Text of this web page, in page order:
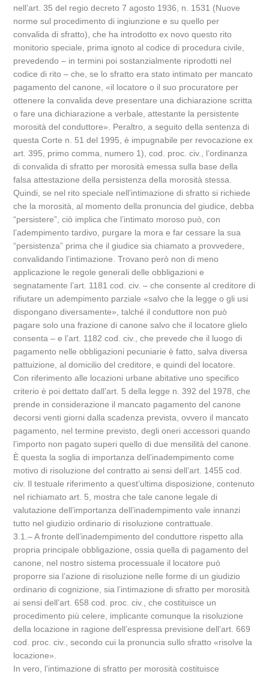
nell’art. 35 del regio decreto 7 agosto 1936, n. 1531 (Nuove
norme sul procedimento di ingiunzione e su quello per
convalida di sfratto), che ha introdotto ex novo questo rito
monitorio speciale, prima ignoto al codice di procedura civile,
prevedendo – in termini poi sostanzialmente riprodotti nel
codice di rito – che, se lo sfratto era stato intimato per mancato
pagamento del canone, «il locatore o il suo procuratore per
ottenere la convalida deve presentare una dichiarazione scritta
o fare una dichiarazione a verbale, attestante la persistente
morosità del conduttore». Peraltro, a seguito della sentenza di
questa Corte n. 51 del 1995, è impugnabile per revocazione ex
art. 395, primo comma, numero 1), cod. proc. civ., l’ordinanza
di convalida di sfratto per morosità emessa sulla base della
falsa attestazione della persistenza della morosità stessa.
Quindi, se nel rito speciale nell’intimazione di sfratto si richiede
che la morosità, al momento della pronuncia del giudice, debba
“persistere”, ciò implica che l’intimato moroso può, con
l’adempimento tardivo, purgare la mora e far cessare la sua
“persistenza” prima che il giudice sia chiamato a provvedere,
convalidando l’intimazione. Trovano però non di meno
applicazione le regole generali delle obbligazioni e
segnatamente l’art. 1181 cod. civ. – che consente al creditore di
rifiutare un adempimento parziale «salvo che la legge o gli usi
dispongano diversamente», talché il conduttore non può
pagare solo una frazione di canone salvo che il locatore glielo
consenta – e l’art. 1182 cod. civ., che prevede che il luogo di
pagamento nelle obbligazioni pecuniarie è fatto, salva diversa
pattuizione, al domicilio del creditore, e quindi del locatore.
Con riferimento alle locazioni urbane abitative uno specifico
criterio è poi dettato dall’art. 5 della legge n. 392 del 1978, che
prende in considerazione il mancato pagamento del canone
decorsi venti giorni dalla scadenza prevista, ovvero il mancato
pagamento, nel termine previsto, degli oneri accessori quando
l’importo non pagato superi quello di due mensilità del canone.
È questa la soglia di importanza dell’inadempimento come
motivo di risoluzione del contratto ai sensi dell’art. 1455 cod.
civ. Il testuale riferimento a quest’ultima disposizione, contenuto
nel richiamato art. 5, mostra che tale canone legale di
valutazione dell’importanza dell’inadempimento vale innanzi
tutto nel giudizio ordinario di risoluzione contrattuale.
3.1.‒ A fronte dell’inadempimento del conduttore rispetto alla
propria principale obbligazione, ossia quella di pagamento del
canone, nel nostro sistema processuale il locatore può
proporre sia l’azione di risoluzione nelle forme di un giudizio
ordinario di cognizione, sia l’intimazione di sfratto per morosità
ai sensi dell’art. 658 cod. proc. civ., che costituisce un
procedimento più celere, implicante comunque la risoluzione
della locazione in ragione dell’espressa previsione dell’art. 669
cod. proc. civ., secondo cui la pronuncia sullo sfratto «risolve la
locazione».
In vero, l’intimazione di sfratto per morosità costituisce